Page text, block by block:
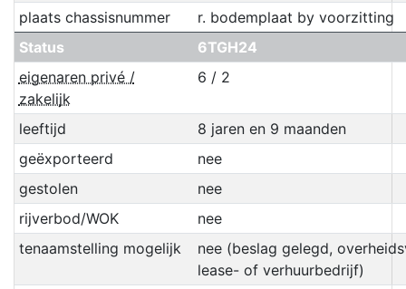
plaats chassisnummer
r. bodemplaat by voorzitting
Status
6TGH24
eigenaren privé /
zakelijk
6 / 2
leeftijd
8 jaren en 9 maanden
geëxporteerd
nee
gestolen
nee
rijverbod/WOK
nee
tenaamstelling mogelijk
nee (beslag gelegd,
lease- of verhuurbedrijf)